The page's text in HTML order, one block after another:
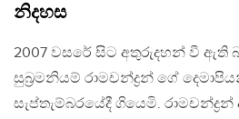
නිදහස
2007 වසරේ සිට අතුරුදහන් වී ඇති
සුබ්‍රමනියම් රාමචන්ද්‍රන් ගේ
සැප්තැම්බරයේදී ගියෙමි.